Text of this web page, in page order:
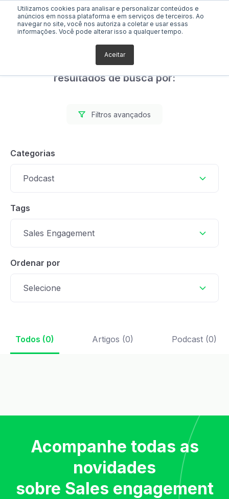
Utilizamos cookies para analisar e personalizar conteúdos e
anúncios em nossa plataforma e em serviços de terceiros. Ao
navegar no site, você nos autoriza a coletar e usar essas
informações. Você pode alterar isso a qualquer tempo.
Aceitar
Foram encontrados 0
resultados de busca por:
Filtros avançados
Categorias
Podcast
Tags
Sales Engagement
Ordenar por
Selecione
Todos (0) Artigos (0) Podcast (0)
Acompanhe todas as
novidades
sobre Sales engagement